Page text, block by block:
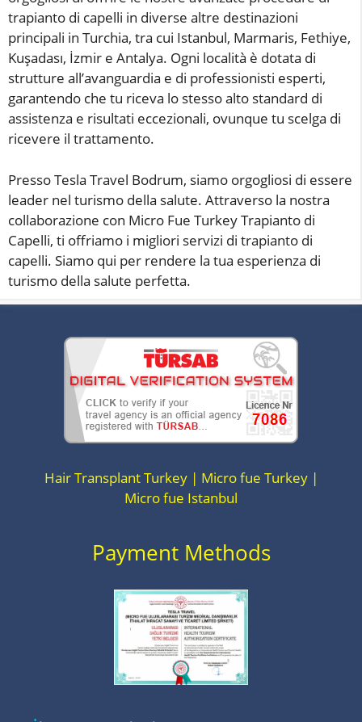
trapianto di capelli in diverse altre destinazioni
principali in Turchia, tra cui Istanbul, Marmaris, Fethiye,
Kuşadası, İzmir e Antalya. Ogni località è dotata di
strutture all’avanguardia e di professionisti esperti,
garantendo che tu riceva lo stesso alto standard di
assistenza e risultati eccezionali, ovunque tu scelga di
ricevere il trattamento.
Presso Tesla Travel Bodrum, siamo orgogliosi di essere
leader nel turismo della salute. Attraverso la nostra
collaborazione con Micro Fue Turkey Trapianto di
Capelli, ti offriamo i migliori servizi di trapianto di
capelli. Siamo qui per rendere la tua esperienza di
turismo della salute perfetta.
Hair Transplant Turkey | Micro fue Turkey |
Micro fue Istanbul
Payment Methods